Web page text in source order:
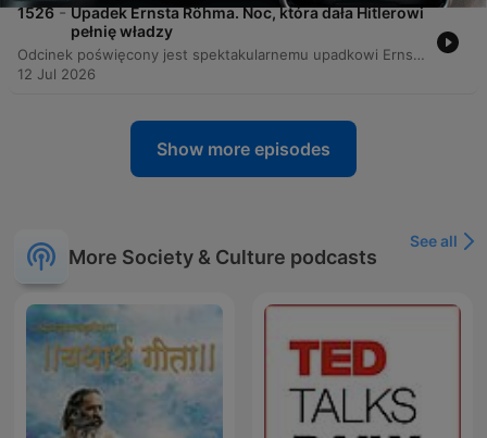
1526 - Upadek Ernsta Röhma. Noc, która dała Hitlerowi
pełnię władzy
Odcinek poświęcony jest spektakularnemu upadkowi Ernsta Röhma, dowódcy SA, oraz wydarzeniom Nocy Długich Noży. Narracja śledzi drogę Röhma od bohatera wojennego i współtwórcy paramilitarnej formacji Sturmabteilung, przez jego konflikt ideologiczny z Adolfem Hitlerem, aż po krwawą czystkę, która umożliwiła Hitlerowi przejęcie pełnej, dyktatorskiej władzy w Niemczech. Analiza skupia się na mechanizmach politycznych, w których Hitler, dążąc do uzyskania poparcia armii i elit konserwatywnych, zdecydował się na eliminację własnego, potężnego sojusznika. Proces ten, wspierany przez Himmlera i Göringa, doprowadził do zniszczenia potęgi SA i ugruntowania pozycji Hitlera jako Führera po śmierci prezydenta von Hindenburga.
12 Jul 2026
Show more episodes
More Society & Culture podcasts
See all